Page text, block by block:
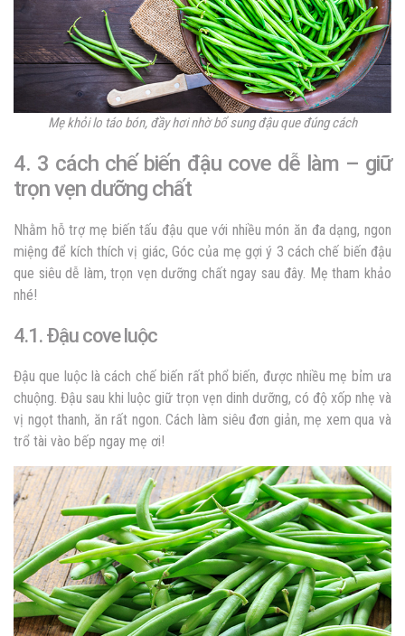
Mẹ khỏi lo táo bón, đầy hơi nhờ bổ sung đậu que đúng cách
4. 3 cách chế biến đậu cove dễ làm – giữ
trọn vẹn dưỡng chất
Nhằm hỗ trợ mẹ biến tấu đậu que với nhiều món ăn đa dạng, ngon
miệng để kích thích vị giác, Góc của mẹ gợi ý 3 cách chế biến đậu
que siêu dễ làm, trọn vẹn dưỡng chất ngay sau đây. Mẹ tham khảo
nhé!
4.1. Đậu cove luộc
Đậu que luộc là cách chế biến rất phổ biến, được nhiều mẹ bỉm ưa
chuộng. Đậu sau khi luộc giữ trọn vẹn dinh dưỡng, có độ xốp nhẹ và
vị ngọt thanh, ăn rất ngon. Cách làm siêu đơn giản, mẹ xem qua và
trổ tài vào bếp ngay mẹ ơi!